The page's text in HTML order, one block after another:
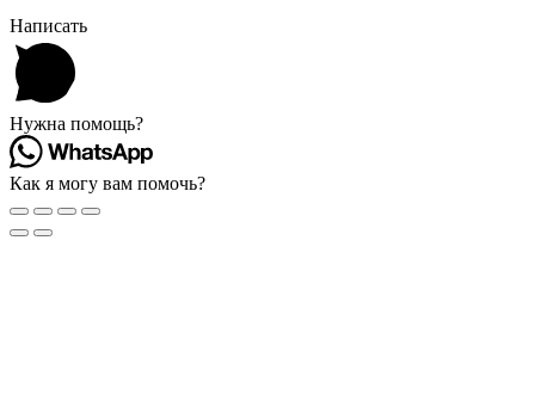
Написать
Нужна помощь?
Как я могу вам помочь?